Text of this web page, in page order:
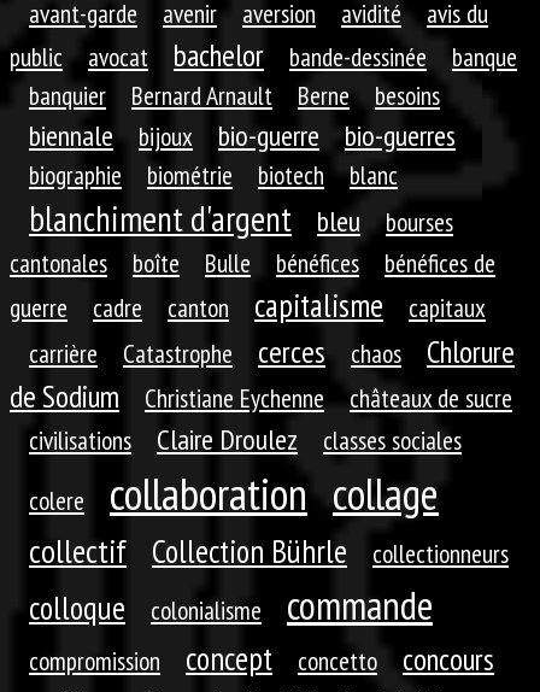
avant-garde avenir aversion avidité
avis du
public
avocat bachelor bande-dessinée
banque
banquier
Bernard Arnault Berne besoins
biennale bijoux bio-guerre bio-guerres
biographie biométrie biotech blanc
blanchiment d'argent bleu
bourses
cantonales
boîte Bulle bénéfices
bénéfices de
guerre
cadre canton capitalisme
capitaux
carrière
Catastrophe cerces chaos
Chlorure
de Sodium
Christiane Eychenne
châteaux de sucre
civilisations
Claire Droulez
classes sociales
colere
collaboration collage
collectif Collection Bührle collectionneurs
colloque colonialisme commande
compromission concept concetto concours